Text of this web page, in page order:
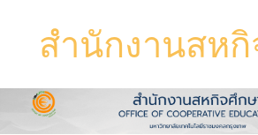
สำนักงานสห